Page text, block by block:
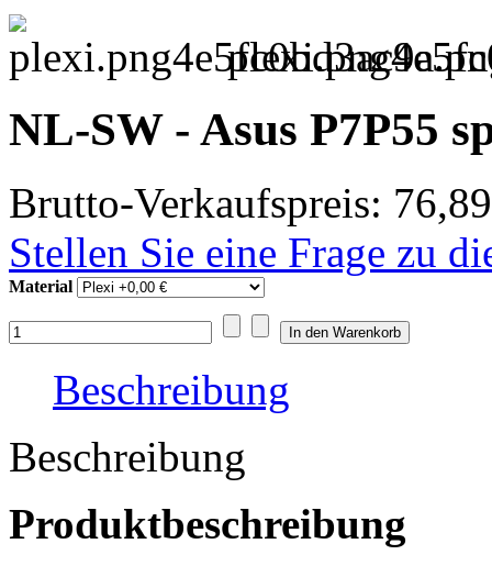
NL-SW - Asus P7P55
Brutto-Verkaufspreis:
Stellen Sie eine Frage zu
Material
Beschreibung
Beschreibung
Produktbeschreibung